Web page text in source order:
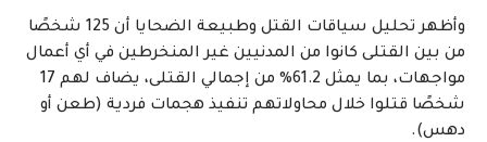
وأظهر تحليل سياقات القتل وطبيعة الضحايا أن 125 شخصًا
من بين القتلى كانوا من المدنيين غير المنخرطين في أي أعمال
مواجهات، بما يمثل 61.2% من إجمالي القتلى، يضاف لهم 17
شخصًا قتلوا خلال محاولاتهم تنفيذ هجمات فردية (طعن أو
دهس).